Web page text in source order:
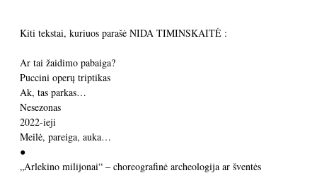
Kiti tekstai, kuriuos parašė NIDA TIMINSKAITĖ :
Ar tai žaidimo pabaiga?
Puccini operų triptikas
Ak, tas parkas…
Nesezonas
2022-ieji
Meilė, pareiga, auka…
●
„Arlekino milijonai“ – choreografinė archeologija ar šventės